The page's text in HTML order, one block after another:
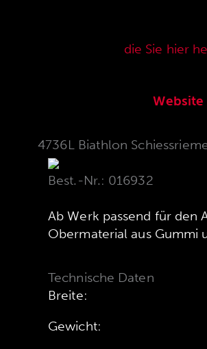
die Sie hier
Website
4736L Biathlon
Best.-Nr.: 016932
Ab Werk passend für den
Obermaterial aus Gummi
Technische Daten
Breite:
Gewicht: